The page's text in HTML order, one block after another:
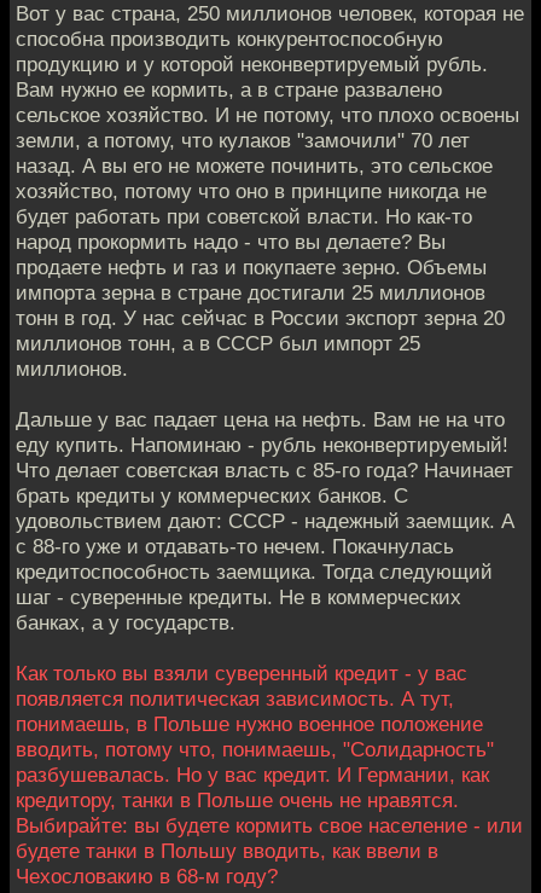
Вот у вас страна, 250 миллионов человек, которая не
способна производить конкурентоспособную
продукцию и у которой неконвертируемый рубль.
Вам нужно ее кормить, а в стране развалено
сельское хозяйство. И не потому, что плохо освоены
земли, а потому, что кулаков "замочили" 70 лет
назад. А вы его не можете починить, это сельское
хозяйство, потому что оно в принципе никогда не
будет работать при советской власти. Но как-то
народ прокормить надо - что вы делаете? Вы
продаете нефть и газ и покупаете зерно. Объемы
импорта зерна в стране достигали 25 миллионов
тонн в год. У нас сейчас в России экспорт зерна 20
миллионов тонн, а в СССР был импорт 25
миллионов.
Дальше у вас падает цена на нефть. Вам не на что
еду купить. Напоминаю - рубль неконвертируемый!
Что делает советская власть с 85-го года? Начинает
брать кредиты у коммерческих банков. С
удовольствием дают: СССР - надежный заемщик. А
с 88-го уже и отдавать-то нечем. Покачнулась
кредитоспособность заемщика. Тогда следующий
шаг - суверенные кредиты. Не в коммерческих
банках, а у государств.
Как только вы взяли суверенный кредит - у вас
появляется политическая зависимость. А тут,
понимаешь, в Польше нужно военное положение
вводить, потому что, понимаешь, "Солидарность"
разбушевалась. Но у вас кредит. И Германии, как
кредитору, танки в Польше очень не нравятся.
Выбирайте: вы будете кормить свое население - или
будете танки в Польшу вводить, как ввели в
Чехословакию в 68-м году?